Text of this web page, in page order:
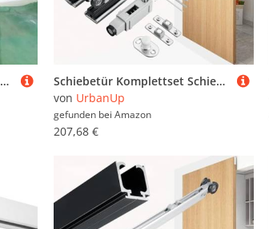
Fenstergitter Einbruchschutz Schmale, Zusammenklappbare Sicherheitsgitter für Fenster, Weiß, Sicherheitszaun für Drinnen und Draußen, Fenstersicherung, Fenstergeländer(W90xH60cm/36x24in)
Schiebetür Komplettset Schiebetürbeschlagsatz mit Push-to-Open-Funktion und Sanftem Schließen, Platzsparender Beschlagsatz für Schiebetürenschrank, Schiebetürführung(Champagne,223cm/88in)
von UrbanUp
gefunden bei Amazon
207,68 €